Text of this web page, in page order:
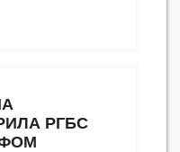
областной
РГБС